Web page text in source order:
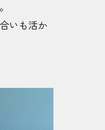
いも活か